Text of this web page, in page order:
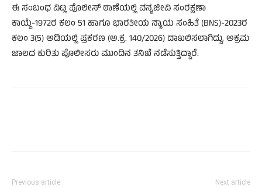
ಈ ಸಂಬಂಧ ವಿಟ್ಲ ಪೊಲೀಸ್ ಠಾಣೆಯಲ್ಲಿ ವನ್ಯಜೀವಿ ಸಂರಕ್ಷಣಾ
ಕಾಯ್ದೆ-1972ರ ಕಲಂ 51 ಹಾಗೂ ಭಾರತೀಯ ನ್ಯಾಯ ಸಂಹಿತೆ (BNS)-2023ರ
ಕಲಂ 3(5) ಅಡಿಯಲ್ಲಿ ಪ್ರಕರಣ (ಅ.ಕ್ರ. 140/2026) ದಾಖಲಿಸಲಾಗಿದ್ದು, ಅಕ್ರಮ
ಜಾಲದ ಕುರಿತು ಪೊಲೀಸರು ಮುಂದಿನ ತನಿಖೆ ನಡೆಸುತ್ತಿದ್ದಾರೆ.
Previous article Next article